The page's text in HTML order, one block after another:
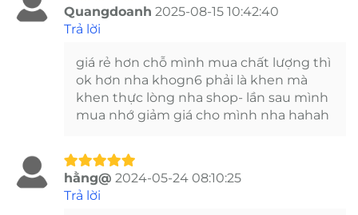
Quangdoanh 2025-08-15 10:42:40
Trả lời
giá rẻ hơn chỗ mình mua chất lượng thì
ok hơn nha khogn6 phải là khen mà
khen thực lòng nha shop- lần sau mình
mua nhớ giảm giá cho mình nha hahah
hằng@ 2024-05-24 08:10:25
Trả lời